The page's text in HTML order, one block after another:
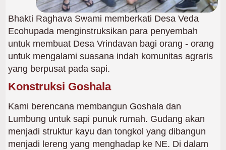
Bhakti Raghava Swami memberkati Desa Veda
Ecohupada menginstruksikan para penyembah
untuk membuat Desa Vrindavan bagi orang - orang
untuk mengalami suasana indah komunitas agraris
yang berpusat pada sapi.
Konstruksi Goshala
Kami berencana membangun Goshala dan
Lumbung untuk sapi punuk rumah. Gudang akan
menjadi struktur kayu dan tongkol yang dibangun
menjadi lereng yang menghadap ke NE. Di dalam